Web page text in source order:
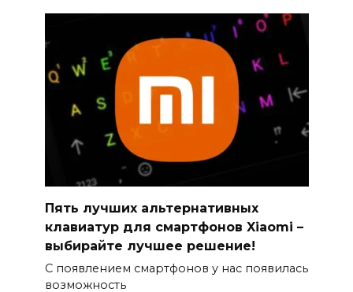
Пять лучших альтернативных
клавиатур для смартфонов Xiaomi –
выбирайте лучшее решение!
С появлением смартфонов у нас появилась
возможность